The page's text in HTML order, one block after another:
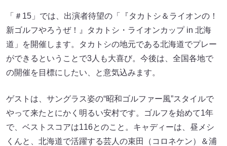
「＃15」では、出演者待望の「『タカトシ＆ライオンの！
新ゴルフやろうぜ！』タカトシ・ライオンカップ in 北海
道」を開催します。タカトシの地元である北海道でプレー
ができるということで3人も大喜び。今後は、全国各地で
の開催を目標にしたい、と意気込みます。
ゲストは、サングラス姿の“昭和ゴルファー風”スタイルで
やって来たとにかく明るい安村です。ゴルフを始めて1年
で、ベストスコアは116とのこと。キャディーは、昼メシ
くんと、北海道で活躍する芸人の束田（コロネケン）＆浦